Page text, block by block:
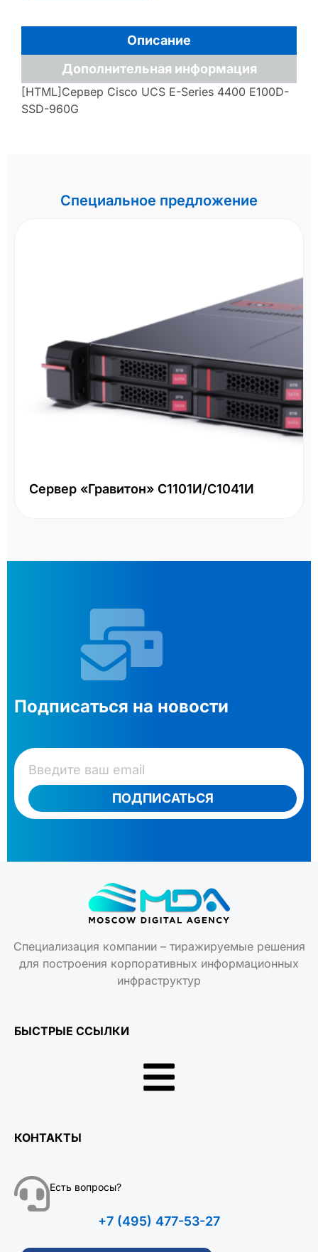
Описание
Дополнительная информация
[HTML]Сервер Cisco UCS E-Series 4400 E100D-
SSD-960G
Специальное предложение
Сервер «Гравитон» С1101И/С1041И
Подписаться на новости
ПОДПИСАТЬСЯ
Специализация компании – тиражируемые решения
для построения корпоративных информационных
инфраструктур
БЫСТРЫЕ ССЫЛКИ
КОНТАКТЫ
Есть вопросы?
+7 (495) 477-53-27